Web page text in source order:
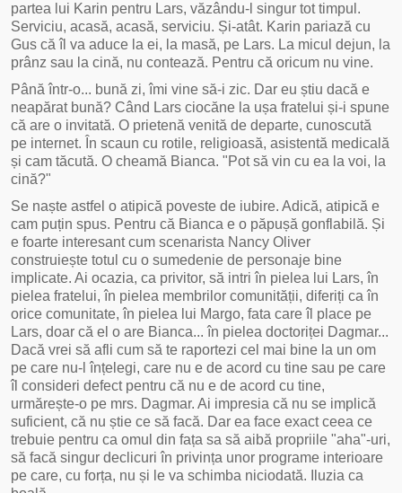
partea lui Karin pentru Lars, văzându-l singur tot timpul.
Serviciu, acasă, acasă, serviciu. Și-atât. Karin pariază cu
Gus că îl va aduce la ei, la masă, pe Lars. La micul dejun, la
prânz sau la cină, nu contează. Pentru că oricum nu vine.
Până într-o... bună zi, îmi vine să-i zic. Dar eu știu dacă e
neapărat bună? Când Lars ciocăne la ușa fratelui și-i spune
că are o invitată. O prietenă venită de departe, cunoscută
pe internet. În scaun cu rotile, religioasă, asistentă medicală
și cam tăcută. O cheamă Bianca. "Pot să vin cu ea la voi, la
cină?"
Se naște astfel o atipică poveste de iubire. Adică, atipică e
cam puțin spus. Pentru că Bianca e o păpușă gonflabilă. Și
e foarte interesant cum scenarista Nancy Oliver
construiește totul cu o sumedenie de personaje bine
implicate. Ai ocazia, ca privitor, să intri în pielea lui Lars, în
pielea fratelui, în pielea membrilor comunității, diferiți ca în
orice comunitate, în pielea lui Margo, fata care îl place pe
Lars, doar că el o are Bianca... în pielea doctoriței Dagmar...
Dacă vrei să afli cum să te raportezi cel mai bine la un om
pe care nu-l înțelegi, care nu e de acord cu tine sau pe care
îl consideri defect pentru că nu e de acord cu tine,
urmărește-o pe mrs. Dagmar. Ai impresia că nu se implică
suficient, că nu știe ce să facă. Dar ea face exact ceea ce
trebuie pentru ca omul din fața sa să aibă propriile "aha"-uri,
să facă singur declicuri în privința unor programe interioare
pe care, cu forța, nu și le va schimba niciodată. Iluzia ca